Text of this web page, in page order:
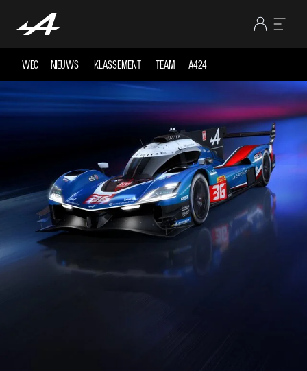
WEC NIEUWS KLASSEMENT TEAM A424